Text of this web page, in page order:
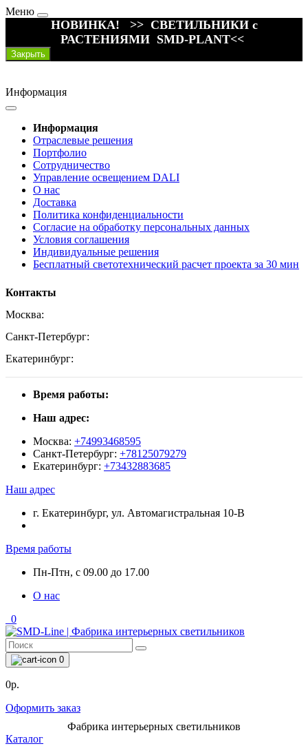
Меню
НОВИНКА! >> СВЕТИЛЬНИКИ с
РАСТЕНИЯМИ SMD-PLANT<<
Закрыть
Информация
Информация
Отраслевые решения
Портфолио
Сотрудничество
Управление освещением DALI
О нас
Доставка
Политика конфиденциальности
Согласие на обработку персональных данных
Условия соглашения
Индивидуальные решения
Бесплатный светотехнический расчет проекта за 30 мин
Контакты
Москва:
Санкт-Петербург:
Екатеринбург:
Время работы:
Наш адрес:
Москва: +74993468595
Санкт-Петербург: +78125079279
Екатеринбург: +73432883685
Наш адрес
г. Екатеринбург, ул. Автомагистральная 10-В
Время работы
Пн-Птн, с 09.00 до 17.00
О нас
0
0
0р.
Оформить заказ
Фабрика интерьерных светильников
Каталог